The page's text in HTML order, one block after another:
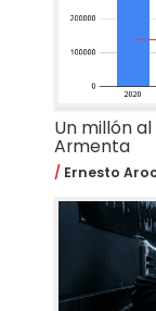
Un millón
Armenta
Ernesto